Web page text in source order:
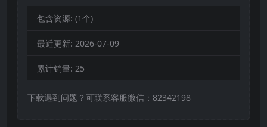
包含资源: (1个)
最近更新: 2026-07-09
累计销量: 25
下载遇到问题？可联系客服微信：82342198